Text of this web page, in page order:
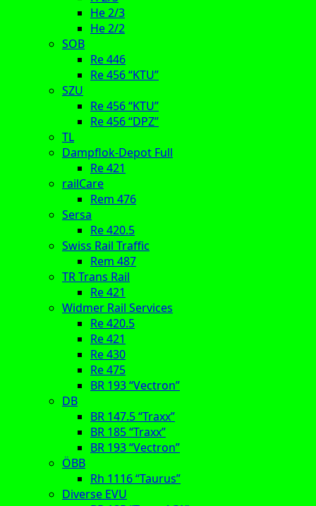
He 2/3
He 2/2
SOB
Re 446
Re 456 “KTU”
SZU
Re 456 “KTU”
Re 456 “DPZ”
TL
Dampflok-Depot Full
Re 421
railCare
Rem 476
Sersa
Re 420.5
Swiss Rail Traffic
Rem 487
TR Trans Rail
Re 421
Widmer Rail Services
Re 420.5
Re 421
Re 430
Re 475
BR 193 “Vectron”
DB
BR 147.5 “Traxx”
BR 185 “Traxx”
BR 193 “Vectron”
ÖBB
Rh 1116 “Taurus”
Diverse EVU